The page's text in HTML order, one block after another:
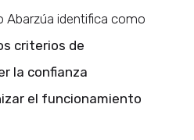
Abarzúa identifica como
criterios de
la confianza
el funcionamiento